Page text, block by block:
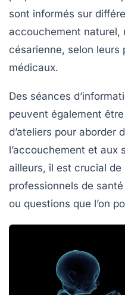
sont informés sur
accouchement naturel,
césarienne, selon leurs
médicaux.
Des séances
peuvent également
d’ateliers pour aborder
l’accouchement et aux
ailleurs, il est crucial
professionnels de
ou questions que l’on